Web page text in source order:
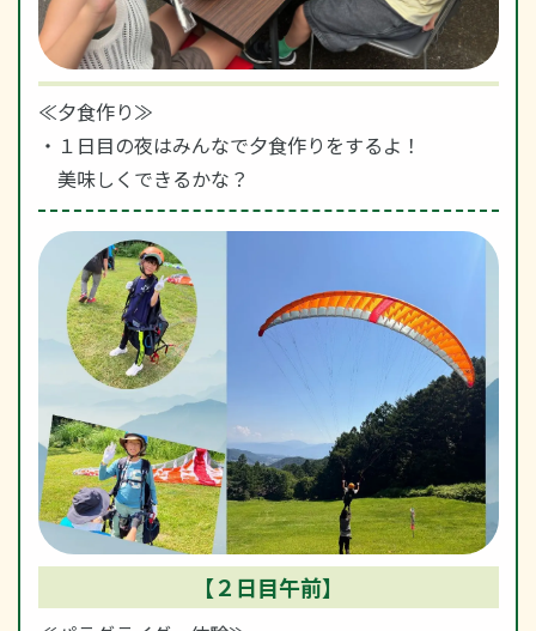
≪夕食作り≫
・１日目の夜はみんなで夕食作りをするよ！
美味しくできるかな？
【２日目午前】